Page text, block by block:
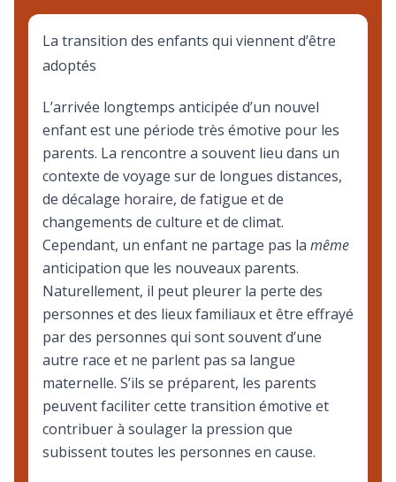
La transition des enfants qui viennent d’être
adoptés
L’arrivée longtemps anticipée d’un nouvel
enfant est une période très émotive pour les
parents. La rencontre a souvent lieu dans un
contexte de voyage sur de longues distances,
de décalage horaire, de fatigue et de
changements de culture et de climat.
Cependant, un enfant ne partage pas la même
anticipation que les nouveaux parents.
Naturellement, il peut pleurer la perte des
personnes et des lieux familiaux et être effrayé
par des personnes qui sont souvent d’une
autre race et ne parlent pas sa langue
maternelle. S’ils se préparent, les parents
peuvent faciliter cette transition émotive et
contribuer à soulager la pression que
subissent toutes les personnes en cause.